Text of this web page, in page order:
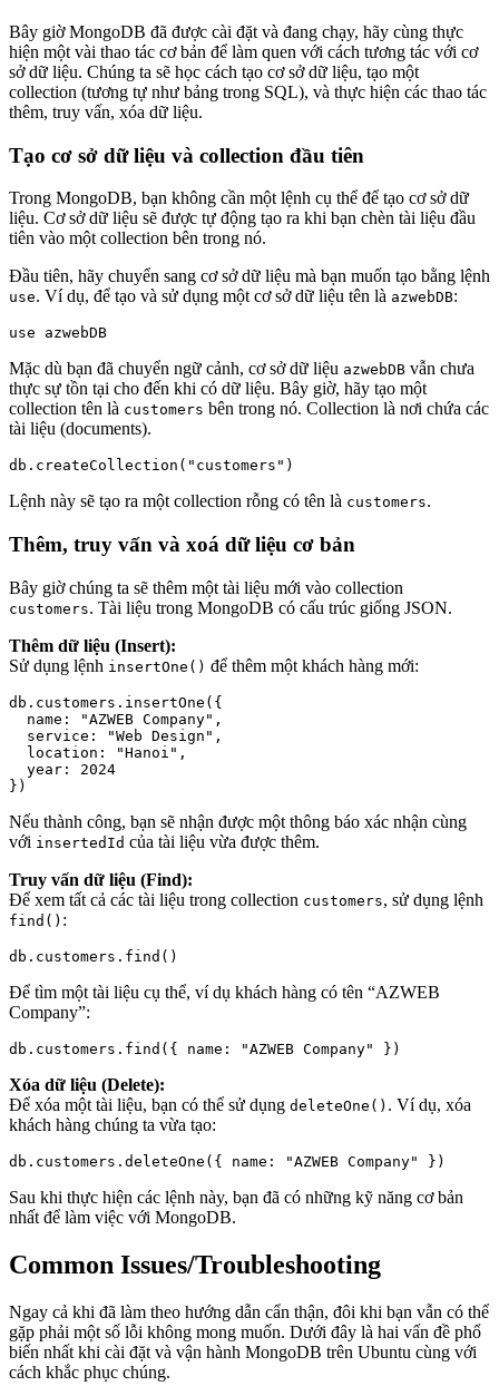
Bây giờ MongoDB đã được cài đặt và đang chạy, hãy cùng thực
hiện một vài thao tác cơ bản để làm quen với cách tương tác với cơ
sở dữ liệu. Chúng ta sẽ học cách tạo cơ sở dữ liệu, tạo một
collection (tương tự như bảng trong SQL), và thực hiện các thao tác
thêm, truy vấn, xóa dữ liệu.
Tạo cơ sở dữ liệu và collection đầu tiên
Trong MongoDB, bạn không cần một lệnh cụ thể để tạo cơ sở dữ
liệu. Cơ sở dữ liệu sẽ được tự động tạo ra khi bạn chèn tài liệu đầu
tiên vào một collection bên trong nó.
Đầu tiên, hãy chuyển sang cơ sở dữ liệu mà bạn muốn tạo bằng lệnh
use. Ví dụ, để tạo và sử dụng một cơ sở dữ liệu tên là azwebDB:
Mặc dù bạn đã chuyển ngữ cảnh, cơ sở dữ liệu azwebDB vẫn chưa
thực sự tồn tại cho đến khi có dữ liệu. Bây giờ, hãy tạo một
collection tên là customers bên trong nó. Collection là nơi chứa các
tài liệu (documents).
Lệnh này sẽ tạo ra một collection rỗng có tên là customers.
Thêm, truy vấn và xoá dữ liệu cơ bản
Bây giờ chúng ta sẽ thêm một tài liệu mới vào collection
customers. Tài liệu trong MongoDB có cấu trúc giống JSON.
Thêm dữ liệu (Insert):
Sử dụng lệnh insertOne() để thêm một khách hàng mới:
db.customers.insertOne({
  name: "AZWEB Company",
  service: "Web Design",
  location: "Hanoi",
  year: 2024
Nếu thành công, bạn sẽ nhận được một thông báo xác nhận cùng
với insertedId của tài liệu vừa được thêm.
Truy vấn dữ liệu (Find):
Để xem tất cả các tài liệu trong collection customers, sử dụng lệnh
find() :
Để tìm một tài liệu cụ thể, ví dụ khách hàng có tên “AZWEB
Company”:
Xóa dữ liệu (Delete):
Để xóa một tài liệu, bạn có thể sử dụng deleteOne() . Ví dụ, xóa
khách hàng chúng ta vừa tạo:
Sau khi thực hiện các lệnh này, bạn đã có những kỹ năng cơ bản
nhất để làm việc với MongoDB.
Common Issues/Troubleshooting
Ngay cả khi đã làm theo hướng dẫn cẩn thận, đôi khi bạn vẫn có thể
gặp phải một số lỗi không mong muốn. Dưới đây là hai vấn đề phổ
biến nhất khi cài đặt và vận hành MongoDB trên Ubuntu cùng với
cách khắc phục chúng.